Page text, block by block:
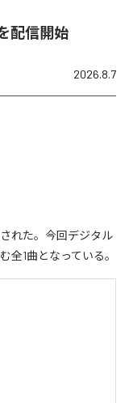
配信開始
2026.8.7
された。今回デジタル
全1曲となっている。